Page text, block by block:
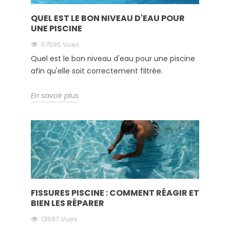
QUEL EST LE BON NIVEAU D'EAU POUR
UNE PISCINE
67595 Vues
Quel est le bon niveau d'eau pour une piscine
afin qu'elle soit correctement filtrée.
En savoir plus
FISSURES PISCINE : COMMENT RÉAGIR ET
BIEN LES RÉPARER
13597 Vues